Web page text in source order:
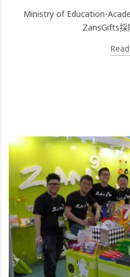
Ministry of Education-
ZansGifts採